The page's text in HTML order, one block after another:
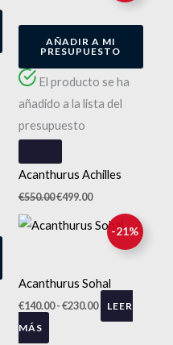
AÑADIR A MI
PRESUPUESTO
El producto se ha
añadido a la lista del
presupuesto
Acanthurus Achilles
€550.00
€550.00.
€499.00
€499.00.
-21%
Acanthurus Sohal
€140.00-€230.00
Rango
de
desde
€140.00
LEER
MÁS